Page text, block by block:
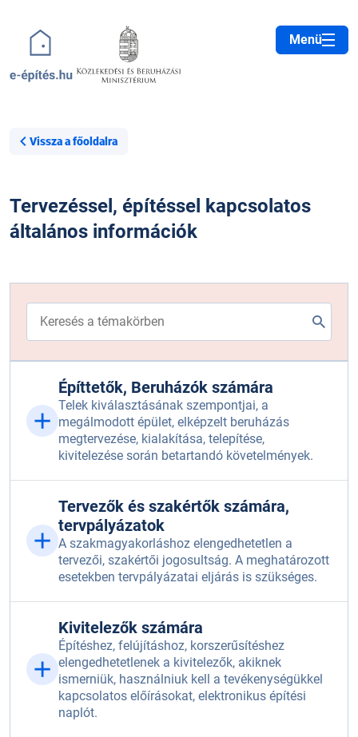
Menü
Vissza a főoldalra
Főkategóriák
Tervezéssel, építéssel kapcsolatos
általános információk
Építtetők, Beruházók számára
Telek kiválasztásának szempontjai, a
megálmodott épület, elképzelt beruházás
megtervezése, kialakítása, telepítése,
kivitelezése során betartandó követelmények.
Tervezők és szakértők számára,
tervpályázatok
A szakmagyakorláshoz elengedhetetlen a
tervezői, szakértői jogosultság. A meghatározott
esetekben tervpályázatai eljárás is szükséges.
Kivitelezők számára
Építéshez, felújításhoz, korszerűsítéshez
elengedhetetlenek a kivitelezők, akiknek
ismerniük, használniuk kell a tevékenységükkel
kapcsolatos előírásokat, elektronikus építési
naplót.